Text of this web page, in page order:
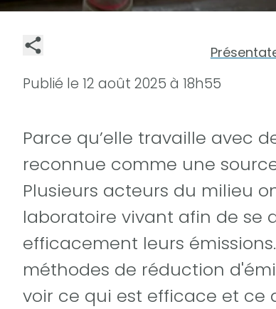
Publié le 12 août 2025 à 18h55
Parce qu’elle travaille avec
reconnue comme une
Plusieurs acteurs du milieu
laboratoire vivant afin de se
efficacement leurs
méthodes de réduction
voir ce qui est efficace et ce